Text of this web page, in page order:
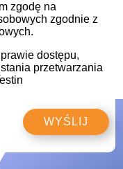
zgodę na
zgodnie z
dostępu,
przetwarzania